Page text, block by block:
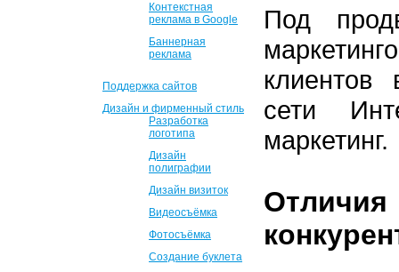
Контекстная
реклама в Google
Баннерная
реклама
Поддержка сайтов
Дизайн и фирменный стиль
Разработка
логотипа
Дизайн
полиграфии
Дизайн визиток
Видеосъёмка
Фотосъёмка
Создание буклета
Под
клиентов
сети
маркетинг.